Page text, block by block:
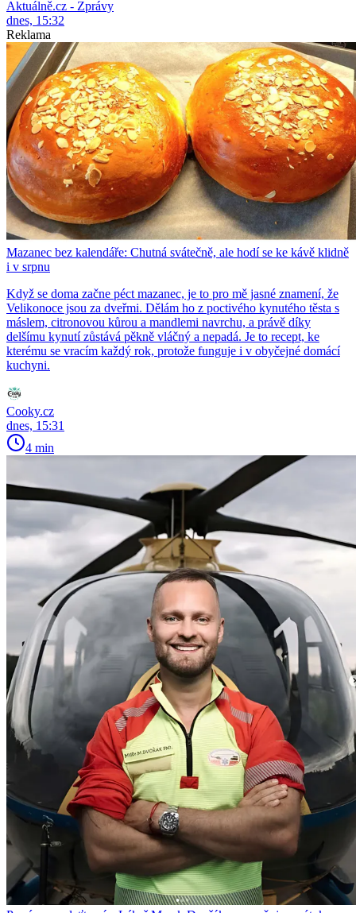
Aktuálně.cz - Zprávy
dnes, 15:32
Reklama
Mazanec bez kalendáře: Chutná svátečně, ale hodí se ke kávě klidně
i v srpnu
Když se doma začne péct mazanec, je to pro mě jasné znamení, že
Velikonoce jsou za dveřmi. Dělám ho z poctivého kynutého těsta s
máslem, citronovou kůrou a mandlemi navrchu, a právě díky
delšímu kynutí zůstává pěkně vláčný a nepadá. Je to recept, ke
kterému se vracím každý rok, protože funguje i v obyčejné domácí
kuchyni.
Cooky.cz
dnes, 15:31
4 min